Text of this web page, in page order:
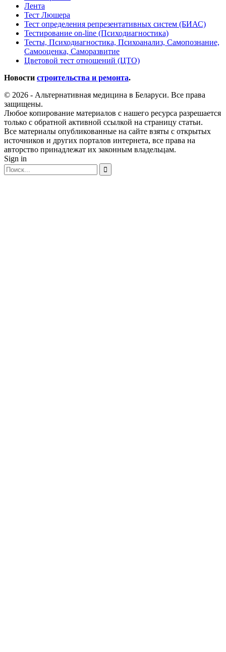
Лента
Тест Люшера
Тест определения репрезентативных систем (БИАС)
Тестирование on-line (Психодиагностика)
Тесты, Психодиагностика, Психоанализ, Самопознание,
Самооценка, Саморазвитие
Цветовой тест отношений (ЦТО)
Новости строительства и ремонта.
© 2026 - Альтернативная медицина в Беларуси. Все права
защищены.
Любое копирование материалов с нашего ресурса разрешается
только с обратной активной ссылкой на страницу статьи.
Все материалы опубликованные на сайте взяты с открытых
источников и других порталов интернета, все права на
авторство принадлежат их законным владельцам.
Sign in